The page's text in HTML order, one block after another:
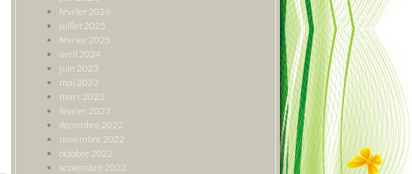
février 2026
juillet 2025
février 2025
avril 2024
juin 2023
mai 2023
mars 2023
février 2023
décembre 2022
novembre 2022
octobre 2022
septembre 2022